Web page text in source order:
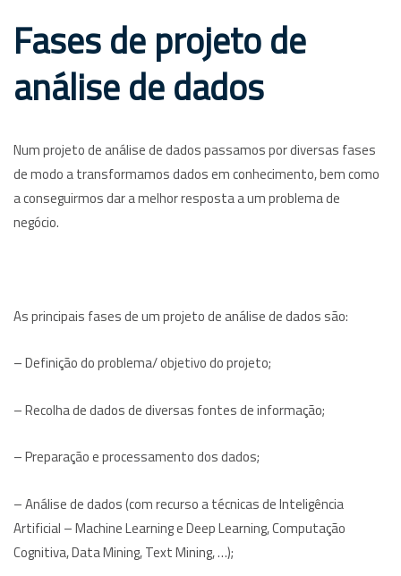
Fases de projeto de
análise de dados
Num projeto de análise de dados passamos por diversas fases
de modo a transformamos dados em conhecimento, bem como
a conseguirmos dar a melhor resposta a um problema de
negócio.
As principais fases de um projeto de análise de dados são:
– Definição do problema/ objetivo do projeto;
– Recolha de dados de diversas fontes de informação;
– Preparação e processamento dos dados;
– Análise de dados (com recurso a técnicas de Inteligência
Artificial – Machine Learning e Deep Learning, Computação
Cognitiva, Data Mining, Text Mining, …);